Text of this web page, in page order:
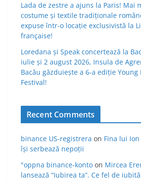
Lada de zestre a ajuns la Paris! Mai
costume și textile tradiționale
expuse într-o locație exclusivistă la
française!
Loredana și Speak concertează la
iulie și 2 august 2026, Insula de
Bacău găzduiește a 6-a ediție Young
Festival!
Recent Comments
binance US-registrera on Fina lui
își serbează nepoții
"oppna binance-konto on Mircea
lansează “Iubirea ta”. Ce fel de